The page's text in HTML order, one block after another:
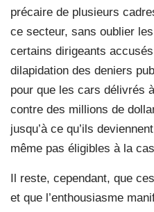
précaire de plusieurs
ce secteur, sans oublier
certains dirigeants
dilapidation des deniers
pour que les cars délivrés
contre des millions de
jusqu’à ce qu’ils
même pas éligibles à la
Il reste, cependant, que
et que l’enthousiasme